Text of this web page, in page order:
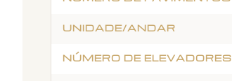
UNIDADE/ANDAR
NÚMERO DE ELEVADORES